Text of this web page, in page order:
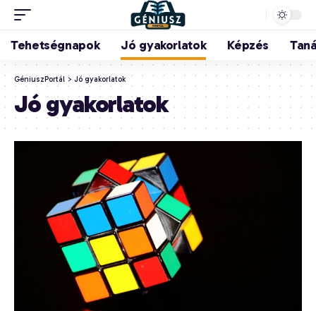
Tehetségnapok Jó gyakorlatok Képzés
GéniuszPortál > Jó gyakorlatok
Jó gyakorlatok